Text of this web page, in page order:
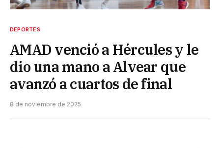
DEPORTES
AMAD venció a Hércules y le
dio una mano a Alvear que
avanzó a cuartos de final
8 de noviembre de 2025